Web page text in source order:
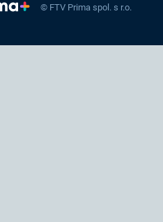
© FTV Prima spol. s r.o.